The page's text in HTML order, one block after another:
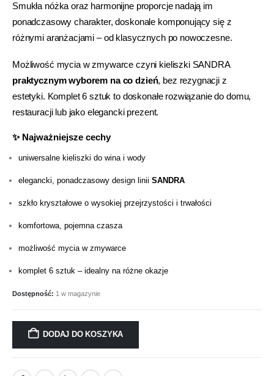
Smukła nóżka oraz harmonijne proporcje nadają im
ponadczasowy charakter, doskonale komponujący się z
różnymi aranżacjami – od klasycznych po nowoczesne.
Możliwość mycia w zmywarce czyni kieliszki SANDRA
praktycznym wyborem na co dzień, bez rezygnacji z
estetyki. Komplet 6 sztuk to doskonałe rozwiązanie do domu,
restauracji lub jako elegancki prezent.
✨ Najważniejsze cechy
uniwersalne kieliszki do wina i wody
elegancki, ponadczasowy design linii SANDRA
szkło kryształowe o wysokiej przejrzystości i trwałości
komfortowa, pojemna czasza
możliwość mycia w zmywarce
komplet 6 sztuk – idealny na różne okazje
Dostępność: 1 w magazynie
DODAJ DO KOSZYKA